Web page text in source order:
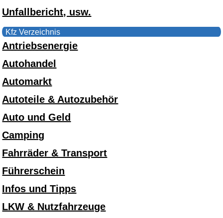
Unfallbericht, usw.
Kfz Verzeichnis
Antriebsenergie
Autohandel
Automarkt
Autoteile & Autozubehör
Auto und Geld
Camping
Fahrräder & Transport
Führerschein
Infos und Tipps
LKW & Nutzfahrzeuge